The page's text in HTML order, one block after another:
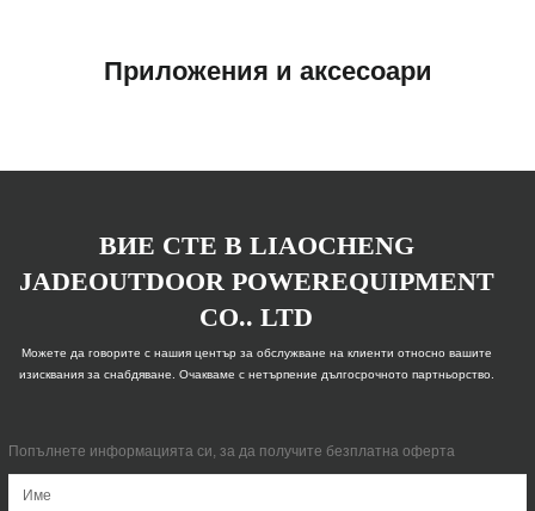
Приложения и аксесоари
ВИЕ СТЕ В LIAOCHENG
JADEOUTDOOR POWEREQUIPMENT
CO.. LTD
Можете да говорите с нашия център за обслужване на клиенти относно вашите
изисквания за снабдяване. Очакваме с нетърпение дългосрочното партньорство.
Попълнете информацията си, за да получите безплатна оферта